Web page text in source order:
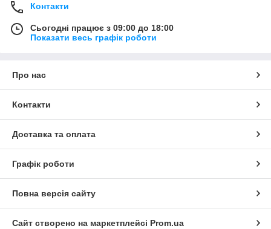
Контакти
Сьогодні працює з 09:00 до 18:00
Показати весь графік роботи
Про нас
Контакти
Доставка та оплата
Графік роботи
Повна версія сайту
Сайт створено на маркетплейсі Prom.ua